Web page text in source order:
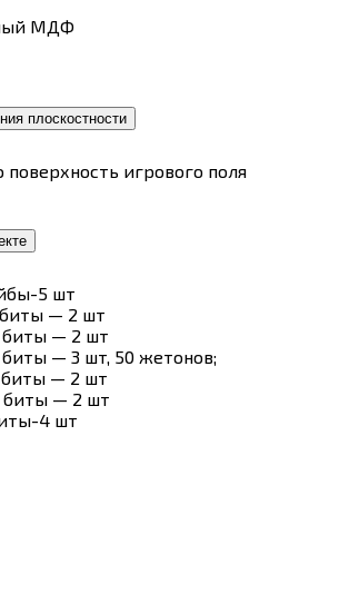
МДФ
плоскостности
игрового поля
5 шт
— 2 шт
— 2 шт
— 3 шт, 50 жетонов;
— 2 шт
— 2 шт
4 шт